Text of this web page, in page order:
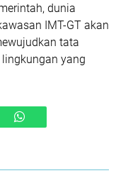
dunia
IMT-GT akan
tata
yang